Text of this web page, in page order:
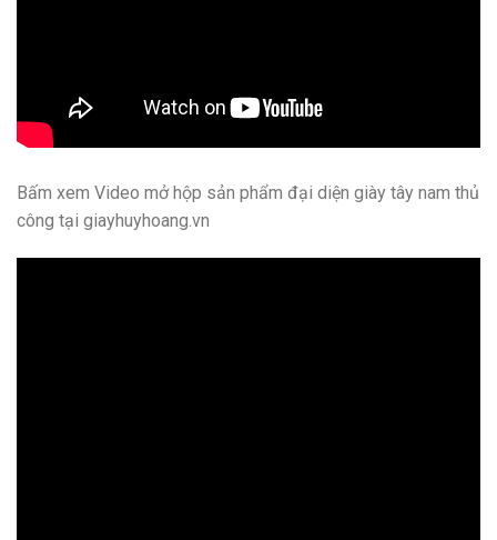
Bấm xem Video mở hộp sản phẩm đại diện giày tây nam thủ
công tại giayhuyhoang.vn